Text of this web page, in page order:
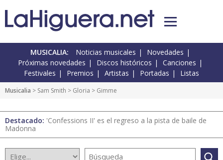
MUSICALIA: Noticias musicales
Novedades
Próximas novedades
Discos históricos
Canciones
Festivales
Premios Artistas Portadas Listas
Musicalia > Sam Smith > Gloria > Gimme
Destacado: 'Confessions II' es el regreso a la pista de baile de
Madonna